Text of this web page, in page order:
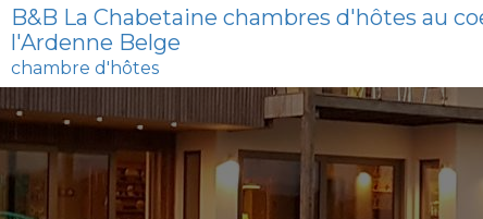
B&B La Chabetaine chambres d'hôtes au
l'Ardenne Belge
chambre d'hôtes